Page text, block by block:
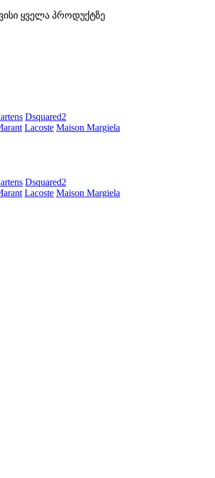
ყველა პროდუქტზე
Dsquared2
Lacoste Maison Margiela
Dsquared2
Lacoste Maison Margiela